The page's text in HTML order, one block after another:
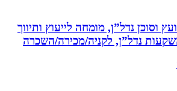
נדל”ן, מומחה לייעוץ ותיווך
נדל”ן, לקניה/מכירה/השכרה